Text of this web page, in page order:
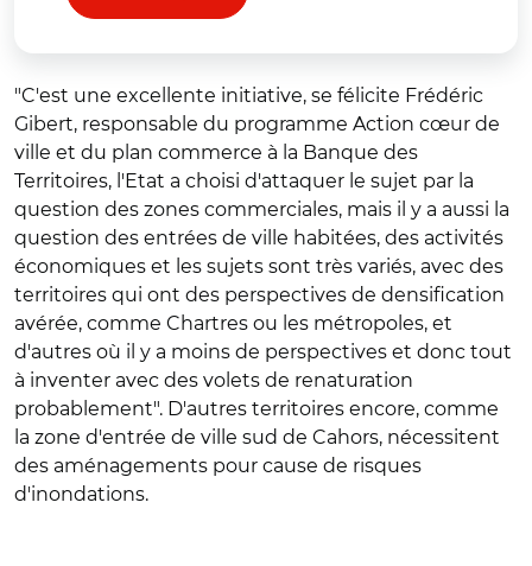
"C'est une excellente initiative, se félicite Frédéric
Gibert, responsable du programme Action cœur de
ville et du plan commerce à la Banque des
Territoires, l'Etat a choisi d'attaquer le sujet par la
question des zones commerciales, mais il y a aussi la
question des entrées de ville habitées, des activités
économiques et les sujets sont très variés, avec des
territoires qui ont des perspectives de densification
avérée, comme Chartres ou les métropoles, et
d'autres où il y a moins de perspectives et donc tout
à inventer avec des volets de renaturation
probablement". D'autres territoires encore, comme
la zone d'entrée de ville sud de Cahors, nécessitent
des aménagements pour cause de risques
d'inondations.